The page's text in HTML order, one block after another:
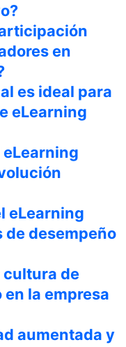
en
es ideal para
eLearning
eLearning
eLearning
de desempeño
cultura de
la empresa
aumentada y